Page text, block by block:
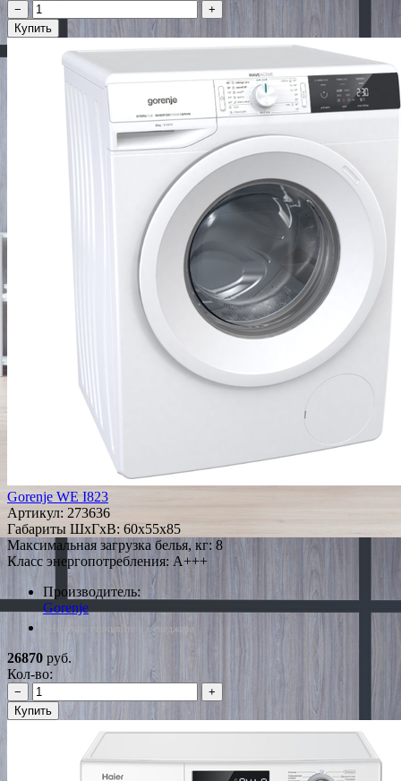
−
+
Купить
Gorenje WE I823
Артикул: 273636
Габариты ШxГxВ: 60x55x85
Максимальная загрузка белья, кг: 8
Класс энергопотребления: A+++
Производитель:
Gorenje
*Наличие уточняйте у менеджера
26870 руб.
Кол-во:
−
+
Купить